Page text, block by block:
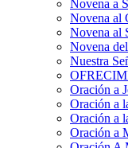
Novena a
Novena al
Novena al
Novena
Nuestra
Oración a
Oración a
Oración a
Oración a